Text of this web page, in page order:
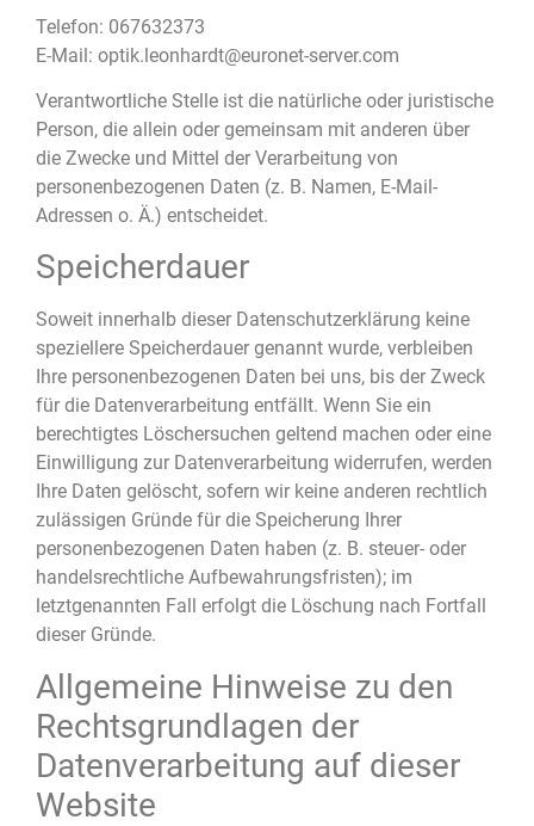
Telefon: 067632373
E-Mail: optik.leonhardt@euronet-server.com
Verantwortliche Stelle ist die natürliche oder juristische
Person, die allein oder gemeinsam mit anderen über
die Zwecke und Mittel der Verarbeitung von
personenbezogenen Daten (z. B. Namen, E-Mail-
Adressen o. Ä.) entscheidet.
Speicherdauer
Soweit innerhalb dieser Datenschutzerklärung keine
speziellere Speicherdauer genannt wurde, verbleiben
Ihre personenbezogenen Daten bei uns, bis der Zweck
für die Datenverarbeitung entfällt. Wenn Sie ein
berechtigtes Löschersuchen geltend machen oder eine
Einwilligung zur Datenverarbeitung widerrufen, werden
Ihre Daten gelöscht, sofern wir keine anderen rechtlich
zulässigen Gründe für die Speicherung Ihrer
personenbezogenen Daten haben (z. B. steuer- oder
handelsrechtliche Aufbewahrungsfristen); im
letztgenannten Fall erfolgt die Löschung nach Fortfall
dieser Gründe.
Allgemeine Hinweise zu den
Rechtsgrundlagen der
Datenverarbeitung auf dieser
Website